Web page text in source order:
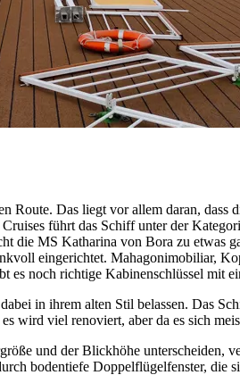
Route. Das liegt vor allem daran,
führt das Schiff unter der
die MS Katharina von Bora zu etwas
eingerichtet. Mahagonimobiliar,
noch richtige Kabinenschlüssel mit
in ihrem alten Stil belassen. Das
wird viel renoviert, aber da es sich
und der Blickhöhe
bodentiefe Doppelflügelfenster, die